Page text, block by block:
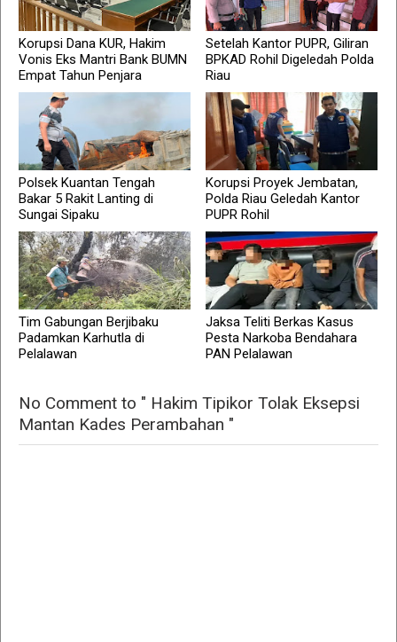
Korupsi Dana KUR, Hakim
Vonis Eks Mantri Bank BUMN
Empat Tahun Penjara
Setelah Kantor PUPR, Giliran
BPKAD Rohil Digeledah Polda
Riau
Polsek Kuantan Tengah
Bakar 5 Rakit Lanting di
Sungai Sipaku
Korupsi Proyek Jembatan,
Polda Riau Geledah Kantor
PUPR Rohil
Tim Gabungan Berjibaku
Padamkan Karhutla di
Pelalawan
Jaksa Teliti Berkas Kasus
Pesta Narkoba Bendahara
PAN Pelalawan
No Comment to " Hakim Tipikor Tolak Eksepsi
Mantan Kades Perambahan "